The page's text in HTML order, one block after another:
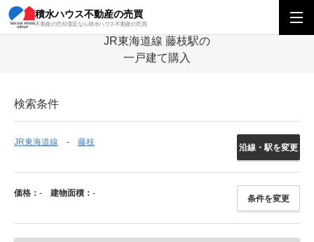
積水ハウス不動産の売買
不動産の売却査定なら積水ハウス不動産の売買
積水ハウス不動産の売買 中部エリア JR東海道線
JR東海道線 藤枝駅の
一戸建て購入
検索条件
JR東海道線 藤枝
沿線・駅を変更
価格： - 建物面積： -
条件を変更